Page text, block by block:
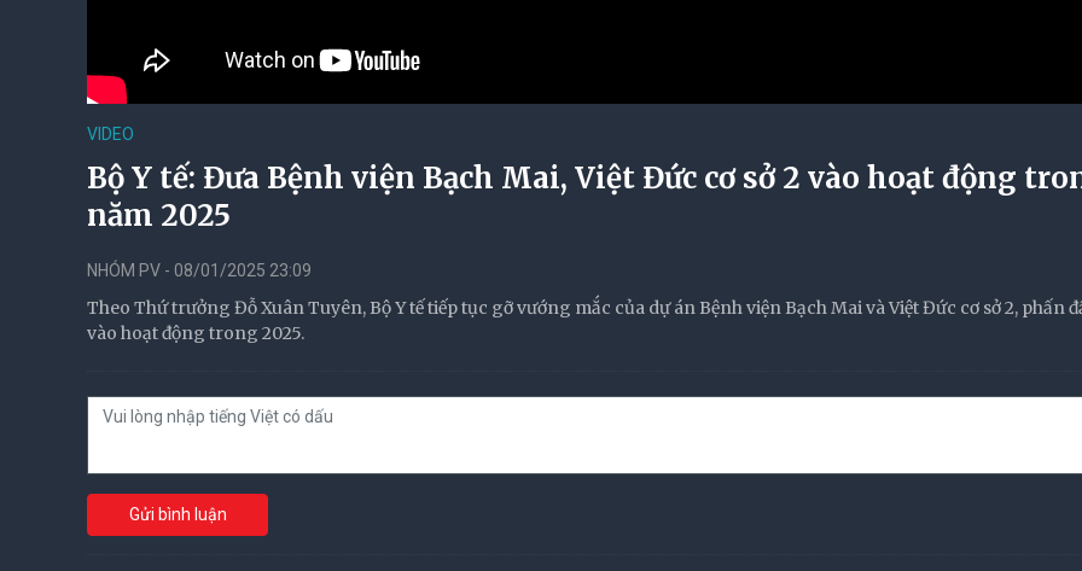
VIDEO
Bộ Y tế: Đưa Bệnh viện Bạch Mai, Việt Đức cơ sở 2 vào hoạt động
năm 2025
NHÓM PV - 08/01/2025 23:09
Theo Thứ trưởng Đỗ Xuân Tuyên, Bộ Y tế tiếp tục gỡ vướng mắc của dự án Bệnh viện Bạch Mai và Việt Đức cơ sở 2, phấn
vào hoạt động trong 2025.
Gửi bình luận